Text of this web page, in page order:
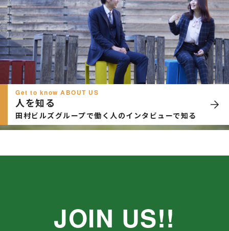
Get to know ABOUT US
人を知る
田村ビルズグループで働く人のインタビューで知る
JOIN US!!